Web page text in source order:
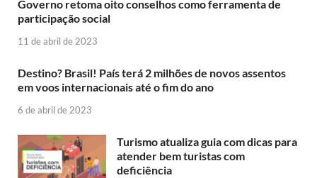
Governo retoma oito conselhos como ferramenta de
participação social
11 de abril de 2023
Destino? Brasil! País terá 2 milhões de novos assentos
em voos internacionais até o fim do ano
6 de abril de 2023
Turismo atualiza guia com dicas para
atender bem turistas com
deficiência